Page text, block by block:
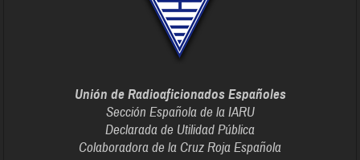
Unión de Radioaficionados Españoles
Sección Española de la IARU
Declarada de Utilidad Pública
Colaboradora de la Cruz Roja Española